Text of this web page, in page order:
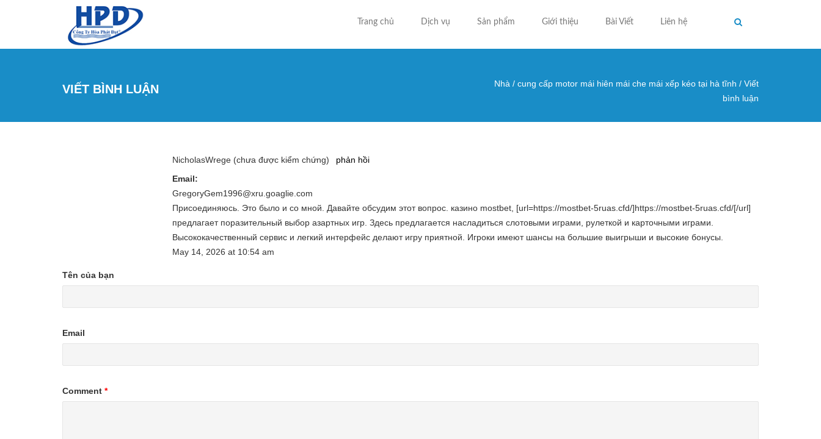
Trang chủ Dịch vụ Sản phẩm Giới thiệu Bài Viết Liên hệ
VIẾT BÌNH LUẬN Bạn đang ở đây
Nhà / cung cấp motor mái hiên mái che mái xếp kéo tại hà tĩnh / Viết
bình luận
NicholasWrege (chưa được kiểm chứng)
phản hồi
Email:
GregoryGem1996@xru.goaglie.com
Присоединяюсь. Это было и со мной. Давайте обсудим этот вопрос. казино mostbet, [url=https://mostbet-5ruas.cfd/]https://mostbet-5ruas.cfd/[/url]
предлагает поразительный выбор азартных игр. Здесь предлагается насладиться слотовыми играми, рулеткой и карточными играми.
Высококачественный сервис и легкий интерфейс делают игру приятной. Игроки имеют шансы на большие выигрыши и высокие бонусы.
May 14, 2026 at 10:54 am
Tên của bạn
Email
Comment *